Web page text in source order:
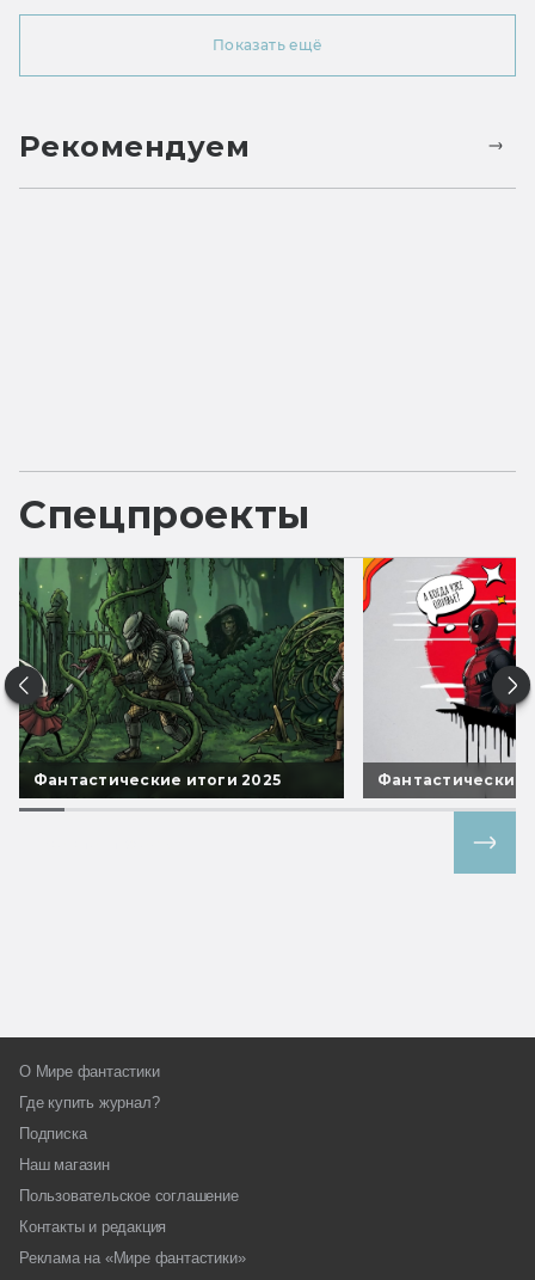
Показать ещё
Рекомендуем
Спецпроекты
Фантастические итоги 2025 Фантастические
О Мире фантастики
Где купить журнал?
Подписка
Наш магазин
Пользовательское соглашение
Контакты и редакция
Реклама на «Мире фантастики»